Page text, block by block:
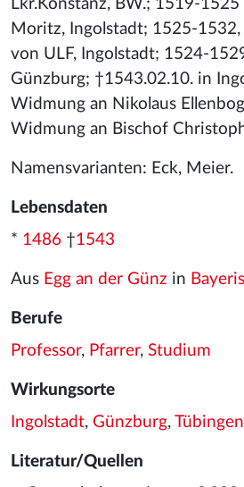
Lkr.Konstanz, BW.; 1519-
Moritz, Ingolstadt; 1525-
von ULF, Ingolstadt; 1524-
Günzburg; †1543.02.10. in
Widmung an Nikolaus
Widmung an Bischof
Namensvarianten: Eck, Meier.
Lebensdaten
* 1486 †1543
Aus Egg an der Günz in
Berufe
Professor, Pfarrer, Studium
Wirkungsorte
Ingolstadt, Günzburg, Tübingen
Literatur/Quellen